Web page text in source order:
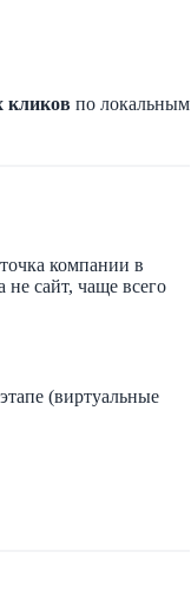
кликов по локальным
компании в
не сайт, чаще всего
(виртуальные